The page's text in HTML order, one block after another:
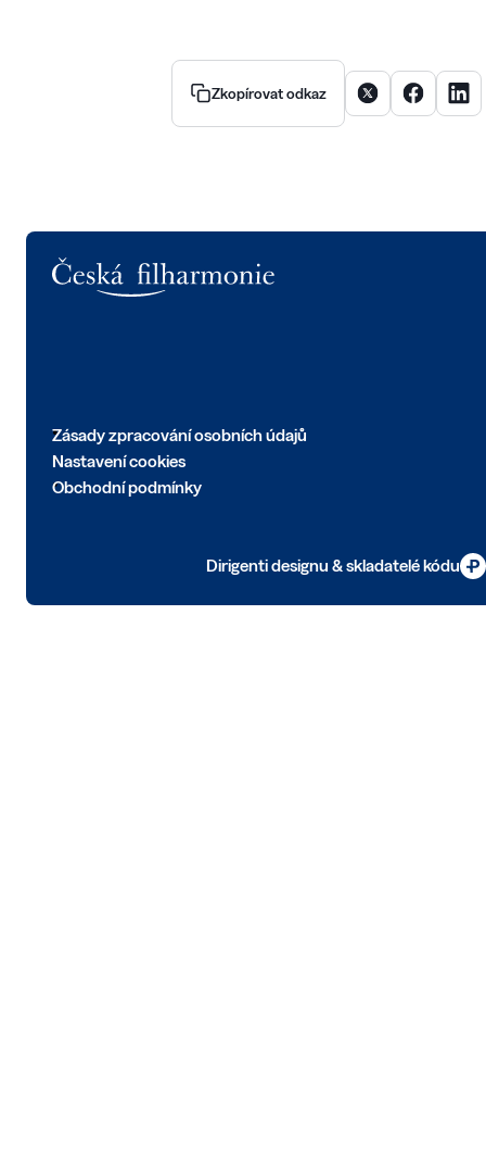
Zkopírovat odkaz Sdílet článek na X
Sdílet
Zásady zpracování osobních údajů
Nastavení cookies
Obchodní podmínky
Dirigenti designu & skladatelé kódu